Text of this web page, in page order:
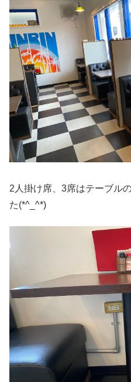
2人掛け席、3席はテーブル
た(*^_^*)